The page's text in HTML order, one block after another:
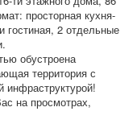
просторная кухня-
гостиная, 2 отдельные
обустроена
территория с
инфраструктурой!
на просмотрах,